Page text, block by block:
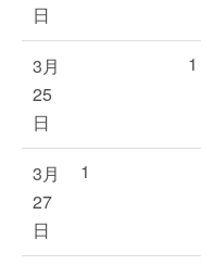
日
3月
25
日
1
3月
27
日
1